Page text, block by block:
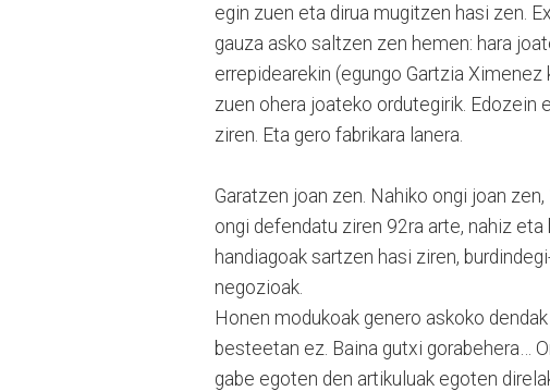
egin zuen eta dirua mugitzen hasi zen.
gauza asko saltzen zen hemen: hara
errepidearekin (egungo Gartzia
zuen ohera joateko ordutegirik. Edozein
ziren. Eta gero fabrikara lanera.
Garatzen joan zen. Nahiko ongi joan
ongi defendatu ziren 92ra arte, nahiz
handiagoak sartzen hasi ziren,
negozioak.
Honen modukoak genero askoko
besteetan ez. Baina gutxi gorabehera…
gabe egoten den artikuluak egoten